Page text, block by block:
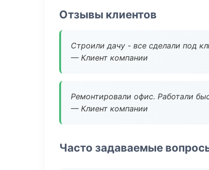
Отзывы клиентов
Строили дачу - все сделали под
— Клиент компании
Ремонтировали офис. Работали
— Клиент компании
Часто задаваемые